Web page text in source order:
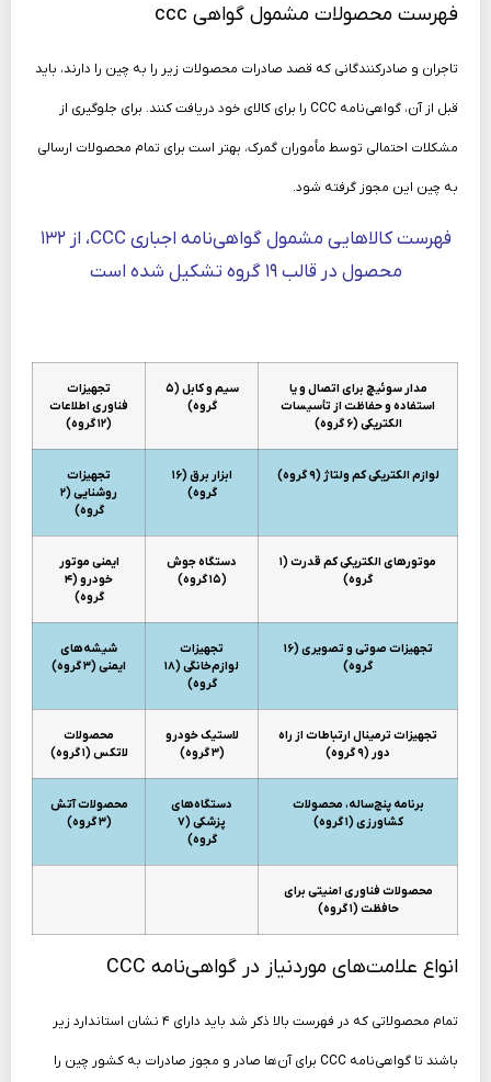
فهرست محصولات مشمول گواهی ccc
تاجران و صادرکنندگانی که قصد صادرات محصولات زیر را به چین را دارند، باید
قبل از آن، گواهی‌نامه CCC را برای کالای خود دریافت کنند. برای جلوگیری از
مشکلات احتمالی توسط مأموران گمرک، بهتر است برای تمام محصولات ارسالی
به چین این مجوز گرفته شود.
فهرست کالاهایی مشمول گواهی‌نامه اجباری CCC، از ۱۳۲
محصول در قالب ۱۹ گروه تشکیل شده است
مدار سوئیچ برای اتصال و یا
استفاده و حفاظت از تأسیسات
الکتریکی (۶ گروه)
سیم و کابل (۵
گروه)
تجهیزات
فناوری اطلاعات
(۱۲ گروه)
لوازم الکتریکی کم ولتاژ (۹ گروه)
ابزار برق (۱۶
گروه)
تجهیزات
روشنایی (۲
گروه)
موتورهای الکتریکی کم قدرت (۱
گروه)
دستگاه جوش
(۱۵ گروه)
ایمنی موتور
خودرو (۴
گروه)
تجهیزات صوتی و تصویری (۱۶
گروه)
تجهیزات
لوازم‌خانگی (۱۸
گروه)
شیشه‌های
ایمنی (۳ گروه)
تجهیزات ترمینال ارتباطات از راه
دور (۹ گروه)
لاستیک خودرو
(۳ گروه)
محصولات
لاتکس (۱ گروه)
برنامه پنج‌ساله، محصولات
کشاورزی (۱ گروه)
دستگاه‌های
پزشکی (۷
گروه)
محصولات آتش
(۳ گروه)
محصولات فناوری امنیتی برای
حافظت (۱ گروه)
انواع علامت‌های موردنیاز در گواهی‌نامه CCC
تمام محصولاتی که در فهرست بالا ذکر شد باید دارای ۴ نشان استاندارد زیر
باشند تا گواهی‌نامه CCC برای آن‌ها صادر و مجوز صادرات به کشور چین را